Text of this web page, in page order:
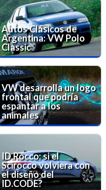
Autos Clásicos de
Argentina: VW Polo
Classic
VW desarrolla un logo
frontal que podría
espantar a los
animales
ID.Rocco: si el
Scirocco volviera con
el diseño del
ID.CODE?